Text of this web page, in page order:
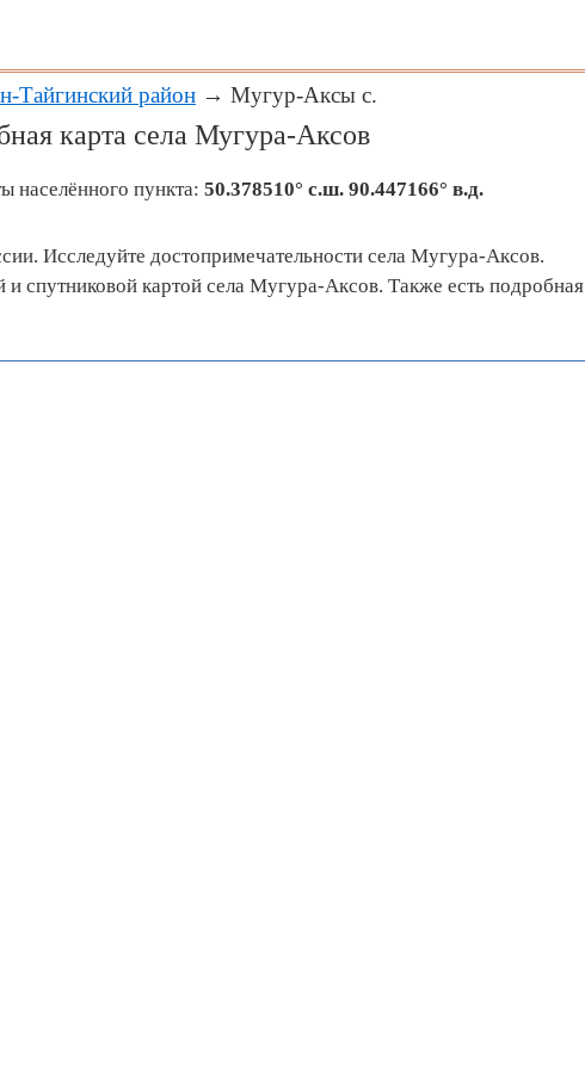
Тайгинский район → Мугур-Аксы с.
карта села Мугура-Аксов
населённого пункта: 50.378510° с.ш. 90.447166° в.д.
Исследуйте достопримечательности села Мугура-Аксов.
спутниковой картой села Мугура-Аксов. Также есть подробная